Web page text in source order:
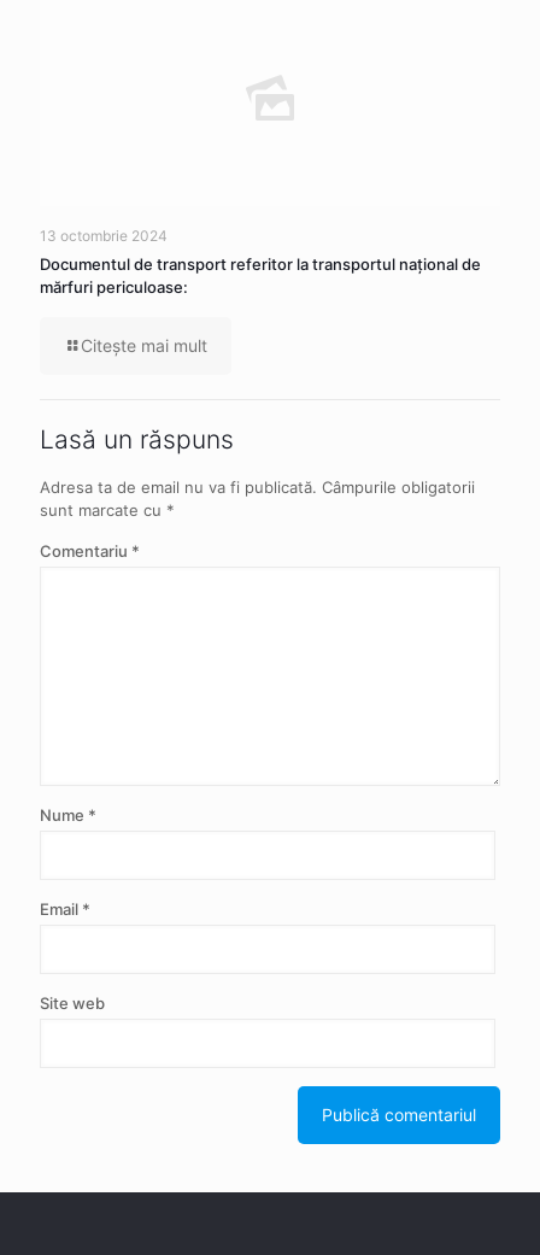
13 octombrie 2024
Documentul de transport referitor la transportul naţional de
mărfuri periculoase:
Citeşte mai mult
Lasă un răspuns
Adresa ta de email nu va fi publicată. Câmpurile obligatorii
sunt marcate cu *
Comentariu *
Nume *
Email *
Site web